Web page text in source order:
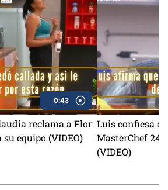
0:43
reclama a Flor
equipo (VIDEO)
Luis confiesa
MasterChef 24/
(VIDEO)